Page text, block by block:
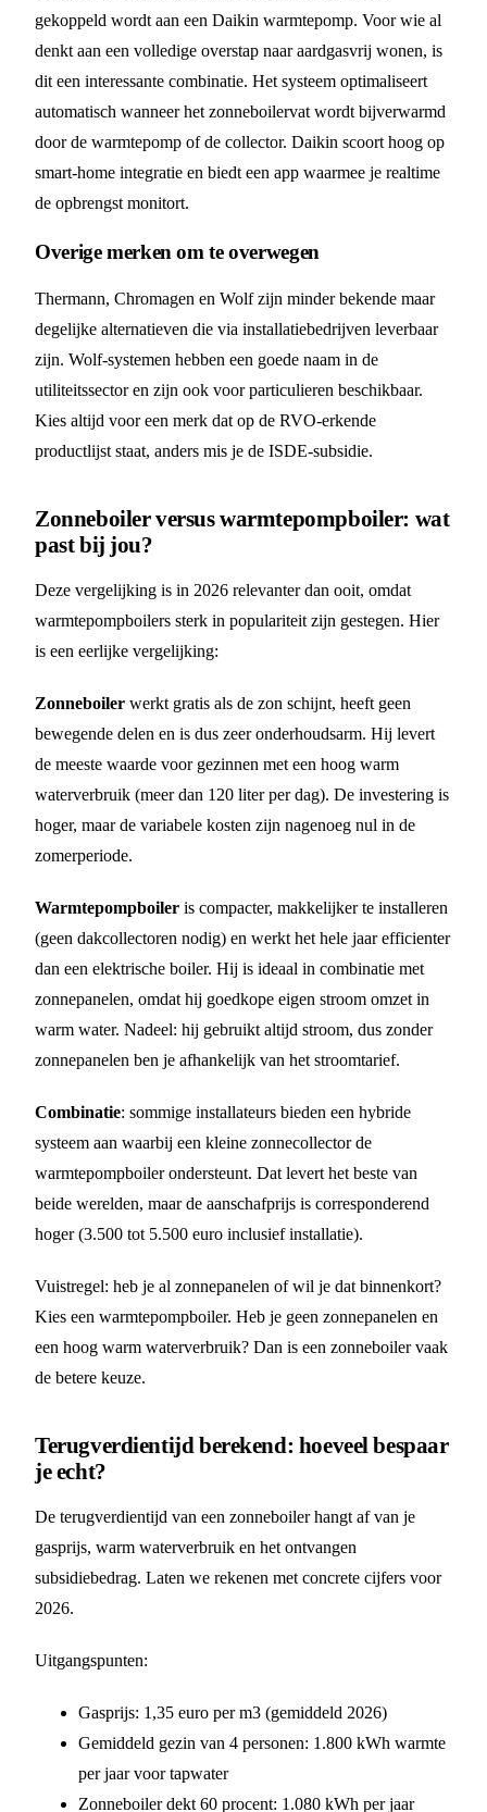
gekoppeld wordt aan een Daikin warmtepomp. Voor wie al
denkt aan een volledige overstap naar aardgasvrij wonen, is
dit een interessante combinatie. Het systeem optimaliseert
automatisch wanneer het zonneboilervat wordt bijverwarmd
door de warmtepomp of de collector. Daikin scoort hoog op
smart-home integratie en biedt een app waarmee je realtime
de opbrengst monitort.
Overige merken om te overwegen
Thermann, Chromagen en Wolf zijn minder bekende maar
degelijke alternatieven die via installatiebedrijven leverbaar
zijn. Wolf-systemen hebben een goede naam in de
utiliteitssector en zijn ook voor particulieren beschikbaar.
Kies altijd voor een merk dat op de RVO-erkende
productlijst staat, anders mis je de ISDE-subsidie.
Zonneboiler versus warmtepompboiler: wat
past bij jou?
Deze vergelijking is in 2026 relevanter dan ooit, omdat
warmtepompboilers sterk in populariteit zijn gestegen. Hier
is een eerlijke vergelijking:
Zonneboiler werkt gratis als de zon schijnt, heeft geen
bewegende delen en is dus zeer onderhoudsarm. Hij levert
de meeste waarde voor gezinnen met een hoog warm
waterverbruik (meer dan 120 liter per dag). De investering is
hoger, maar de variabele kosten zijn nagenoeg nul in de
zomerperiode.
Warmtepompboiler is compacter, makkelijker te installeren
(geen dakcollectoren nodig) en werkt het hele jaar efficienter
dan een elektrische boiler. Hij is ideaal in combinatie met
zonnepanelen, omdat hij goedkope eigen stroom omzet in
warm water. Nadeel: hij gebruikt altijd stroom, dus zonder
zonnepanelen ben je afhankelijk van het stroomtarief.
Combinatie: sommige installateurs bieden een hybride
systeem aan waarbij een kleine zonnecollector de
warmtepompboiler ondersteunt. Dat levert het beste van
beide werelden, maar de aanschafprijs is corresponderend
hoger (3.500 tot 5.500 euro inclusief installatie).
Vuistregel: heb je al zonnepanelen of wil je dat binnenkort?
Kies een warmtepompboiler. Heb je geen zonnepanelen en
een hoog warm waterverbruik? Dan is een zonneboiler vaak
de betere keuze.
Terugverdientijd berekend: hoeveel bespaar
je echt?
De terugverdientijd van een zonneboiler hangt af van je
gasprijs, warm waterverbruik en het ontvangen
subsidiebedrag. Laten we rekenen met concrete cijfers voor
2026.
Uitgangspunten:
Gasprijs: 1,35 euro per m3 (gemiddeld 2026)
Gemiddeld gezin van 4 personen: 1.800 kWh warmte
per jaar voor tapwater
Zonneboiler dekt 60 procent: 1.080 kWh per jaar